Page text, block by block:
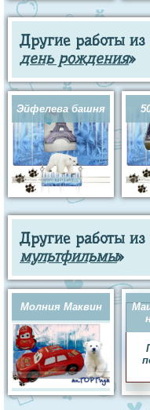
Другие работы из
день рождения»
Эйфелева башня
Другие работы из
мультфильмы»
Молния Маквин